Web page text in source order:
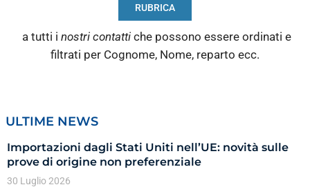
RUBRICA
a tutti i nostri contatti che possono essere ordinati e
filtrati per Cognome, Nome, reparto ecc.
ULTIME NEWS
Importazioni dagli Stati Uniti nell’UE: novità sulle
prove di origine non preferenziale
30 Luglio 2026